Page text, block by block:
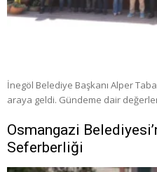
İnegöl Belediye Başkanı Alper
araya geldi. Gündeme dair
Osmangazi
Seferberliği